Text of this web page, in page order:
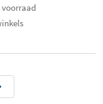
voorraad